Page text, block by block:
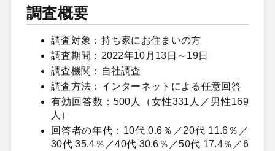
調査概要
調査対象：持ち家にお住まいの方
調査期間：2022年10月13日～19日
調査機関：自社調査
調査方法：インターネットによる任意回答
有効回答数：500人（女性331人／男性169
人）
回答者の年代：10代 0.6％／20代 11.6％／
30代 35.4％／40代 30.6％／50代 17.4％／6